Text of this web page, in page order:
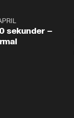
sekunder –